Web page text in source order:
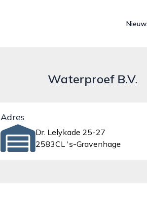
Waterproef B.V.
Adres
Dr. Lelykade 25-27
2583CL 's-Gravenhage